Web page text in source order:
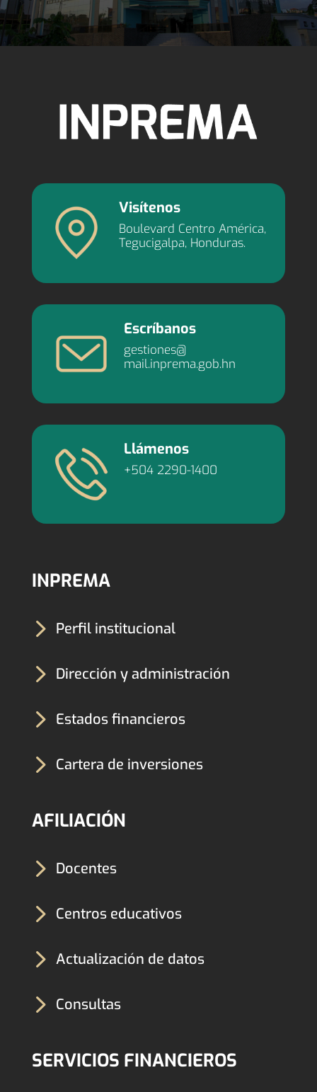
Visítenos
Boulevard Centro América,
Tegucigalpa, Honduras.
Escríbanos
gestiones@
mail.inprema.gob.hn
Llámenos
+504 2290-1400
INPREMA
5 Perfil institucional
5 Dirección y administración
5 Estados financieros
5 Cartera de inversiones
AFILIACIÓN
5 Docentes
5 Centros educativos
5Actualización de datos
5 Consultas
SERVICIOS FINANCIEROS